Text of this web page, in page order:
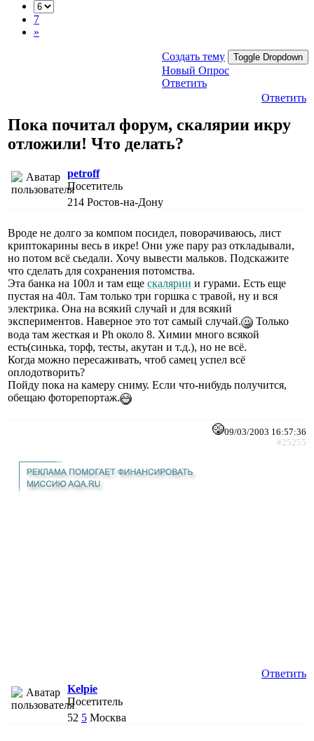
7
»
Создать тему Toggle Dropdown
Новый Опрос
Ответить
Ответить
Пока почитал форум, скалярии икру
отложили! Что делать?
petroff
Посетитель
214 Ростов-на-Дону
Вроде не долго за компом посидел, поворачиваюсь, лист
криптокарины весь в икре! Они уже пару раз откладывали,
но потом всё сьедали. Хочу вывести мальков. Подскажите
что сделать для сохранения потомства.
Эта банка на 100л и там еще скалярии и гурами. Есть еще
пустая на 40л. Там только три горшка с травой, ну и вся
электрика. Она на всякий случай и для всякий
экспериментов. Наверное это тот самый случай.
Только
вода там жесткая и Ph около 8. Химии много всякой
есть(синька, торф, тесты, акутан и т.д.), но не всё.
Когда можно пересаживать, чтоб самец успел всё
оплодотворить?
Пойду пока на камеру сниму. Если что-нибудь получится,
обещаю фоторепортаж.
09/03/2003 16:57:36
#25255
Ответить
Kelpie
Посетитель
52 5 Москва